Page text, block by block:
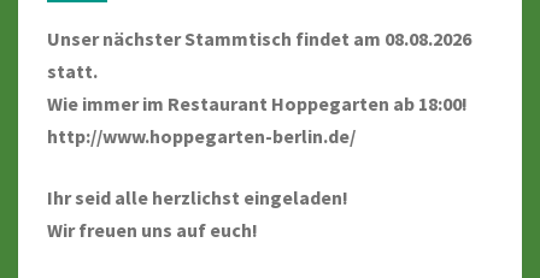
Unser nächster Stammtisch findet am 08.08.2026
statt.
Wie immer im Restaurant Hoppegarten ab 18:00!
http://www.hoppegarten-berlin.de/
Ihr seid alle herzlichst eingeladen!
Wir freuen uns auf euch!